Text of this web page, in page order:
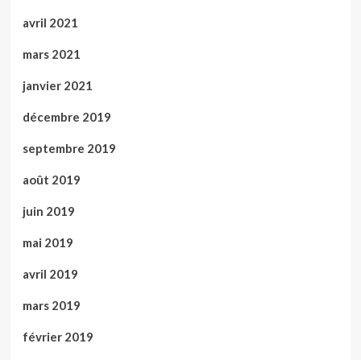
avril 2021
mars 2021
janvier 2021
décembre 2019
septembre 2019
août 2019
juin 2019
mai 2019
avril 2019
mars 2019
février 2019